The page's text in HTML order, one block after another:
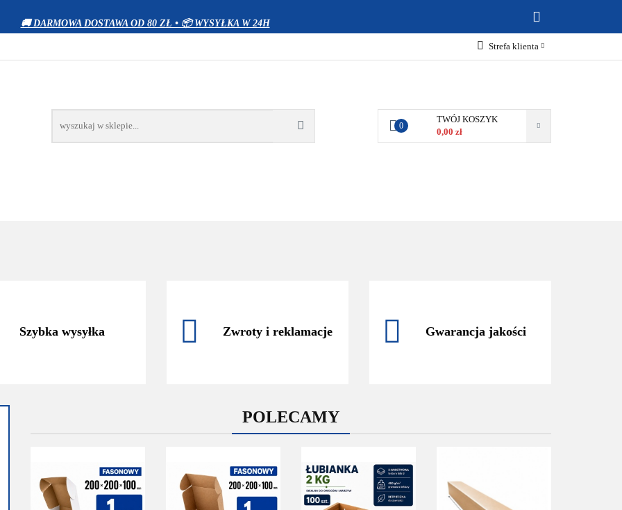
🚚 DARMOWA DOSTAWA OD 80 ZŁ • 📦 WYSYŁKA W 24H
Strefa klienta
Dodaj zgłoszenie
0
TWÓJ KOSZYK
0,00 zł
DOM I OGRÓD ELEKTRONIKA
Szybka wysyłka Zwroty i reklamacje Gwarancja jakości
POLECAMY